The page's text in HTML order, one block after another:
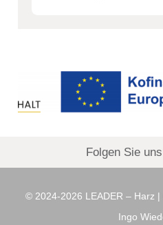
Folgen Sie
© 2024-2026 LEADER – Harz |
Ingo